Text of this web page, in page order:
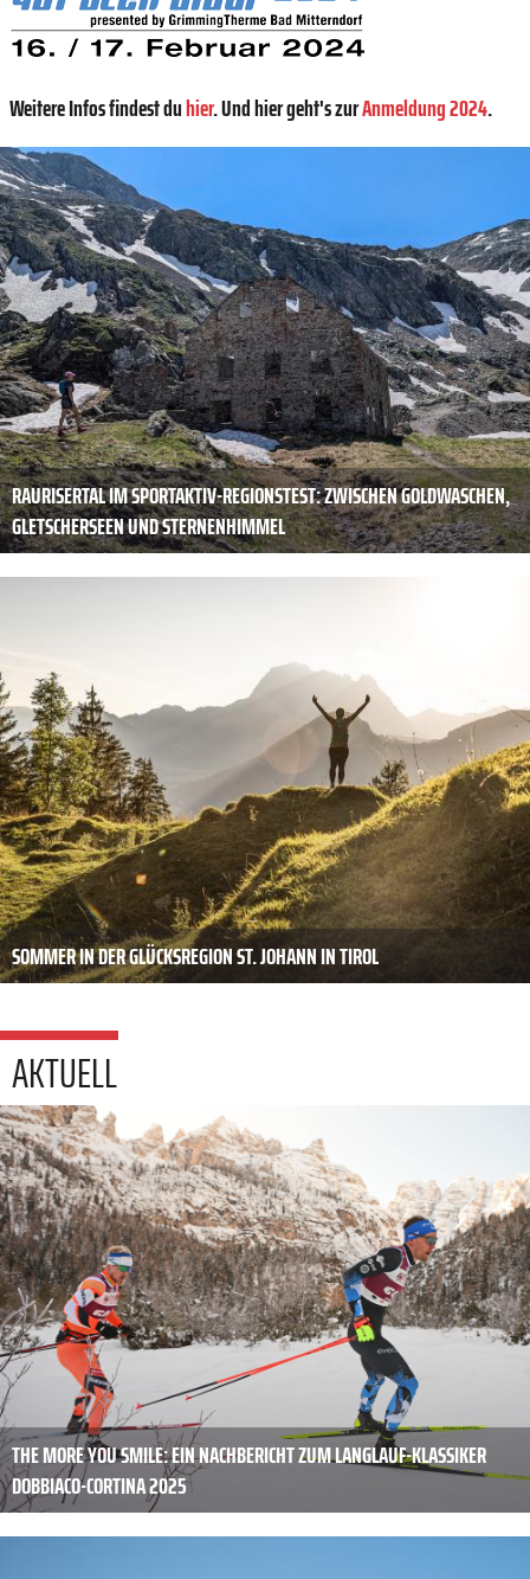
Weitere Infos findest duhier. Und hier geht's zurAnmeldung 2024.
RAURISERTAL IM SPORTAKTIV-REGIONSTEST: ZWISCHEN GOLDWASCHEN,
GLETSCHERSEEN UND STERNENHIMMEL
SOMMER IN DER GLÜCKSREGION ST. JOHANN IN TIROL
AKTUELL
THE MORE YOU SMILE: EIN NACHBERICHT ZUM LANGLAUF-KLASSIKER
DOBBIACO-CORTINA 2025